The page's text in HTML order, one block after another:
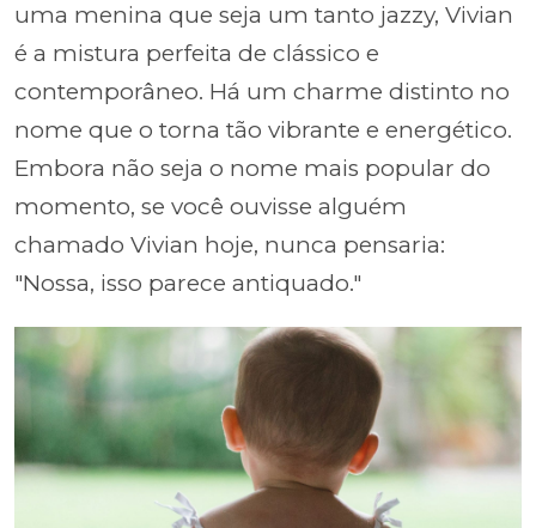
uma menina que seja um tanto jazzy, Vivian
é a mistura perfeita de clássico e
contemporâneo. Há um charme distinto no
nome que o torna tão vibrante e energético.
Embora não seja o nome mais popular do
momento, se você ouvisse alguém
chamado Vivian hoje, nunca pensaria:
"Nossa, isso parece antiquado."